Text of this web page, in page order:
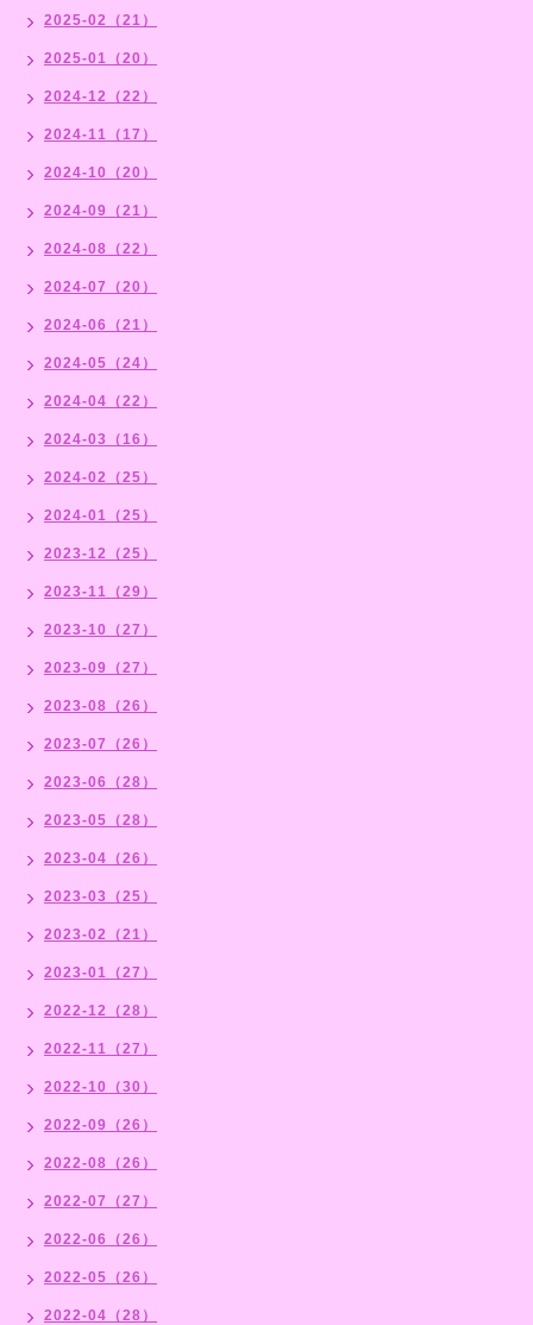
2025-02（21）
2025-01（20）
2024-12（22）
2024-11（17）
2024-10（20）
2024-09（21）
2024-08（22）
2024-07（20）
2024-06（21）
2024-05（24）
2024-04（22）
2024-03（16）
2024-02（25）
2024-01（25）
2023-12（25）
2023-11（29）
2023-10（27）
2023-09（27）
2023-08（26）
2023-07（26）
2023-06（28）
2023-05（28）
2023-04（26）
2023-03（25）
2023-02（21）
2023-01（27）
2022-12（28）
2022-11（27）
2022-10（30）
2022-09（26）
2022-08（26）
2022-07（27）
2022-06（26）
2022-05（26）
2022-04（28）